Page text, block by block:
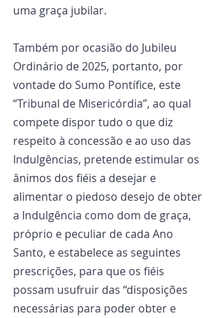
uma graça jubilar.
Também por ocasião do Jubileu
Ordinário de 2025, portanto, por
vontade do Sumo Pontífice, este
“Tribunal de Misericórdia”, ao qual
compete dispor tudo o que diz
respeito à concessão e ao uso das
Indulgências, pretende estimular os
ânimos dos fiéis a desejar e
alimentar o piedoso desejo de obter
a Indulgência como dom de graça,
próprio e peculiar de cada Ano
Santo, e estabelece as seguintes
prescrições, para que os fiéis
possam usufruir das “disposições
necessárias para poder obter e